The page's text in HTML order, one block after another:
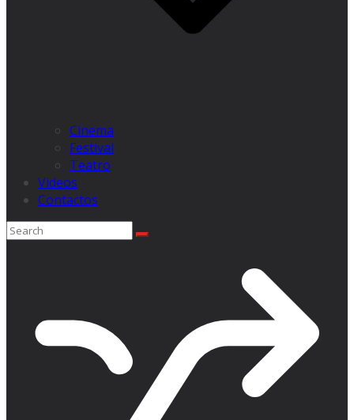
Cinema
Festival
Teatro
Videos
Contactos